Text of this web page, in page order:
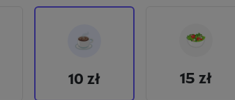
☕
10 zł
🥗
15 zł